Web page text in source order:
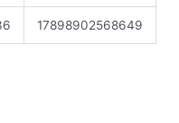
17898902568649